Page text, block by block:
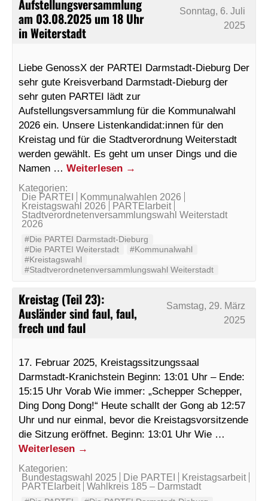
Aufstellungsversammlung
am 03.08.2025 um 18 Uhr
in Weiterstadt
Sonntag, 6. Juli
2025
Liebe GenossX der PARTEI Darmstadt-Dieburg Der
sehr gute Kreisverband Darmstadt-Dieburg der
sehr guten PARTEI lädt zur
Aufstellungsversammlung für die Kommunalwahl
2026 ein. Unsere Listenkandidat:innen für den
Kreistag und für die Stadtverordnung Weiterstadt
werden gewählt. Es geht um unser Dings und die
Namen … Weiterlesen →
Kategorien:
Die PARTEI
Kommunalwahlen 2026
Kreistagswahl 2026
PARTEIarbeit
Stadtverordnetenversammlungswahl Weiterstadt
2026
#Die PARTEI Darmstadt-Dieburg
#Die PARTEI Weiterstadt
#Kommunalwahl
#Kreistagswahl
#Stadtverordnetenversammlungswahl Weiterstadt
Kreistag (Teil 23):
Ausländer sind faul, faul,
frech und faul
Samstag, 29. März
2025
17. Februar 2025, Kreistagssitzungssaal
Darmstadt-Kranichstein Beginn: 13:01 Uhr – Ende:
15:15 Uhr Vorab Wie immer: „Schepper Schepper,
Ding Dong Dong!“ Heute schallt der Gong ab 12:57
Uhr und nur einmal, bevor die Kreistagsvorsitzende
die Sitzung eröffnet. Beginn: 13:01 Uhr Wie …
Weiterlesen →
Kategorien:
Bundestagswahl 2025
Die PARTEI
Kreistagsarbeit
PARTEIarbeit
Wahlkreis 185 – Darmstadt